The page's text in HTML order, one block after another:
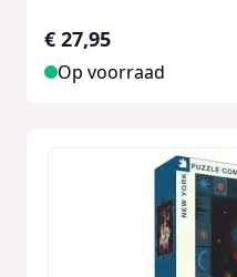
€ 27,95
Op voorraad